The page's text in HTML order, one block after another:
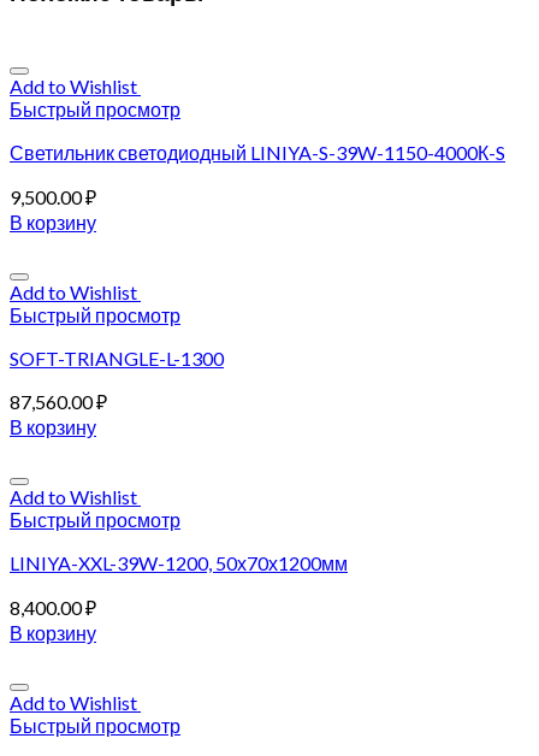
Add to Wishlist
Быстрый просмотр
Светильник светодиодный LINIYA-S-39W-1150-4000К-S
9,500.00₽
В корзину
Add to Wishlist
Быстрый просмотр
SOFT-TRIANGLE-L-1300
87,560.00₽
В корзину
Add to Wishlist
Быстрый просмотр
LINIYA-XXL-39W-1200, 50х70х1200мм
8,400.00₽
В корзину
Add to Wishlist
Быстрый просмотр